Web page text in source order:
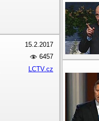
15.2.2017
6457
LCTV.cz